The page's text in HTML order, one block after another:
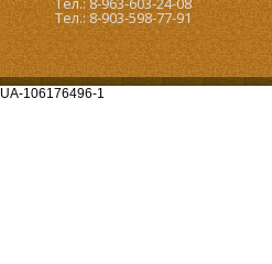
Тел.: 8-903-598-77-91
UA-106176496-1